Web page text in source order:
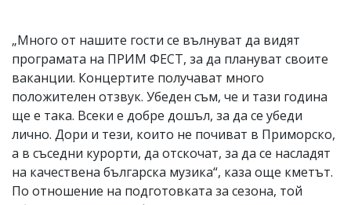
„Много от нашите гости се вълнуват да видят
програмата на ПРИМ ФЕСТ, за да плануват своите
ваканции. Концертите получават много
положителен отзвук. Убеден съм, че и тази година
ще е така. Всеки е добре дошъл, за да се убеди
лично. Дори и тези, които не почиват в Приморско,
а в съседни курорти, да отскочат, за да се насладят
на качествена българска музика“, каза още кметът.
По отношение на подготовката за сезона, той